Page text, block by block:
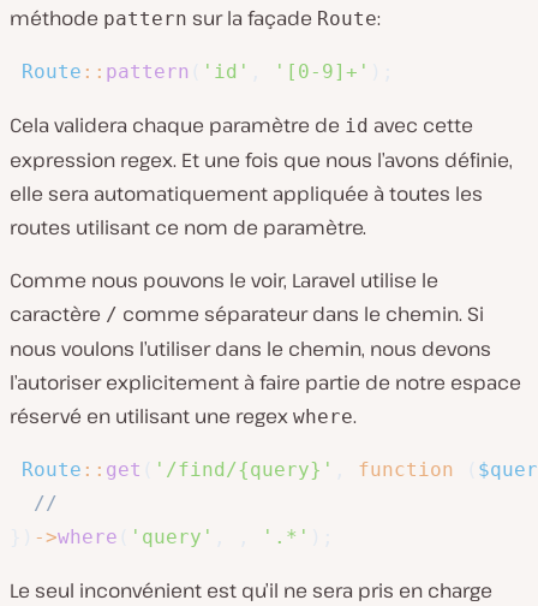
méthode pattern sur la façade Route:
Route :: pattern 'id' '[0-9]+'
Cela validera chaque paramètre de id avec cette
expression regex. Et une fois que nous l’avons définie,
elle sera automatiquement appliquée à toutes les
routes utilisant ce nom de paramètre.
Comme nous pouvons le voir, Laravel utilise le
caractère / comme séparateur dans le chemin. Si
nous voulons l’utiliser dans le chemin, nous devons
l’autoriser explicitement à faire partie de notre espace
réservé en utilisant une regex where.
Route :: get '/find/{query}' function
//
->where 'query' '.*'
Le seul inconvénient est qu’il ne sera pris en charge